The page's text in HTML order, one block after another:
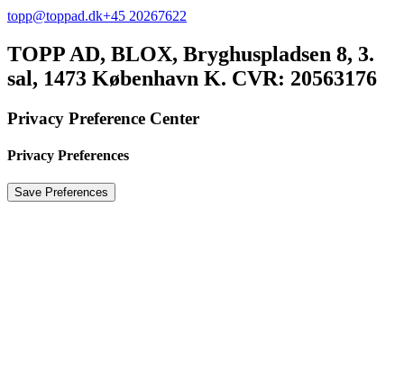
topp@toppad.dk+45 20267622
TOPP AD, BLOX, Bryghuspladsen 8, 3.
sal, 1473 København K. CVR: 20563176
Privacy Preference Center
Privacy Preferences